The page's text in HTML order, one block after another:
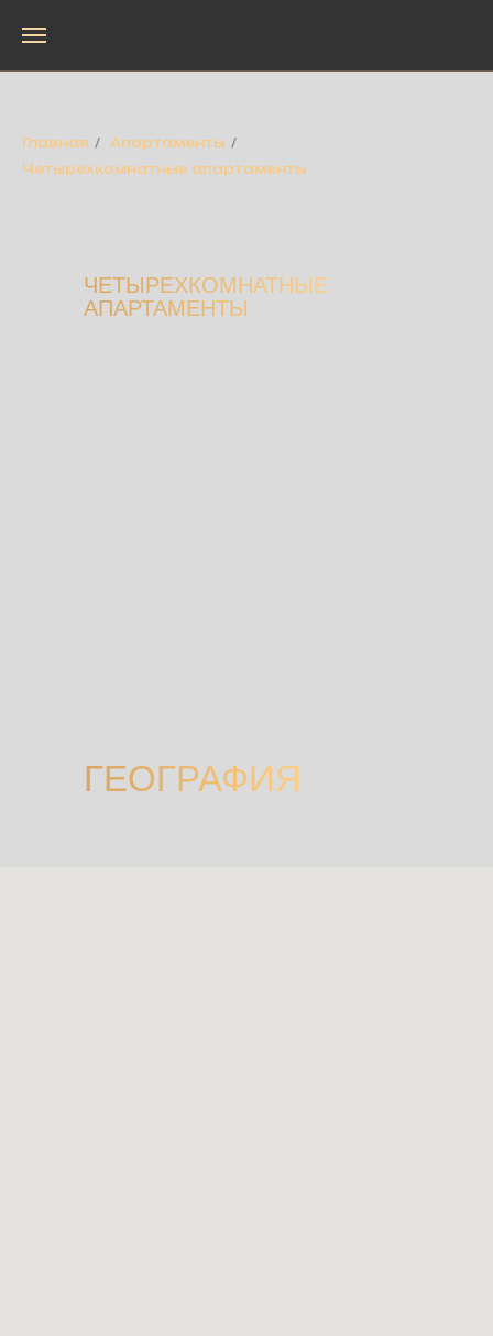
Главная / Апартаменты /
Четырёхкомнатные апартаменты
ЧЕТЫРЕХКОМНАТНЫЕ
АПАРТАМЕНТЫ
ГЕОГРАФИЯ